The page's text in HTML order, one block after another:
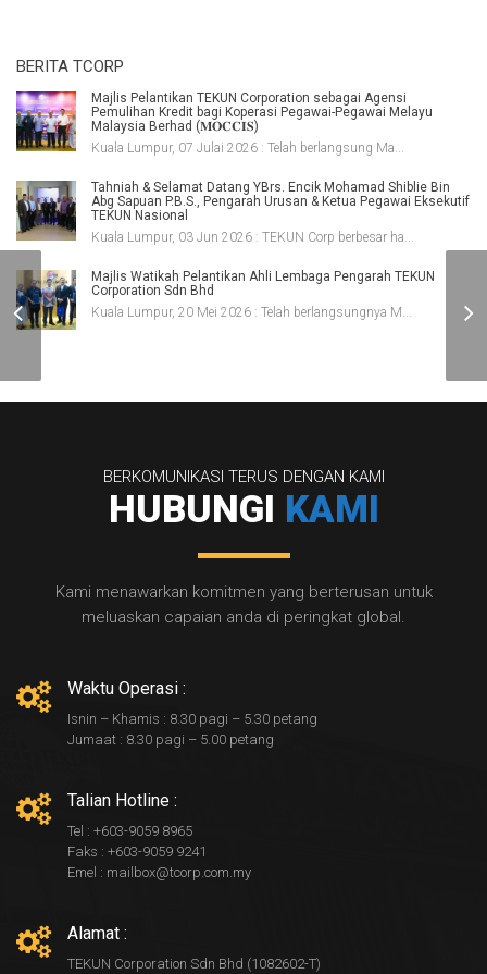
BERITA TCORP
Majlis Pelantikan TEKUN Corporation sebagai Agensi
Pemulihan Kredit bagi Koperasi Pegawai-Pegawai Melayu
Malaysia Berhad (𝐌𝐎𝐂𝐂𝐈𝐒)
Kuala Lumpur, 07 Julai 2026 : Telah berlangsung Ma...
Tahniah & Selamat Datang YBrs. Encik Mohamad Shiblie Bin
Abg Sapuan P.B.S., Pengarah Urusan & Ketua Pegawai Eksekutif
TEKUN Nasional
Kuala Lumpur, 03 Jun 2026 : TEKUN Corp berbesar ha...
Majlis Watikah Pelantikan Ahli Lembaga Pengarah TEKUN
Corporation Sdn Bhd
Kuala Lumpur, 20 Mei 2026 : Telah berlangsungnya M...
TEKUN Mart permudah
urusan pelajar Kolej
BERKOMUNIKASI TERUS DENGAN KAMI
HUBUNGI KAMI
Kami menawarkan komitmen yang berterusan untuk
meluaskan capaian anda di peringkat global.
Waktu Operasi :
Isnin – Khamis : 8.30 pagi – 5.30 petang
Jumaat : 8.30 pagi – 5.00 petang
Talian Hotline :
Tel : +603-9059 8965
Faks : +603-9059 9241
Emel : mailbox@tcorp.com.my
Alamat :
TEKUN Corporation Sdn Bhd (1082602-T)